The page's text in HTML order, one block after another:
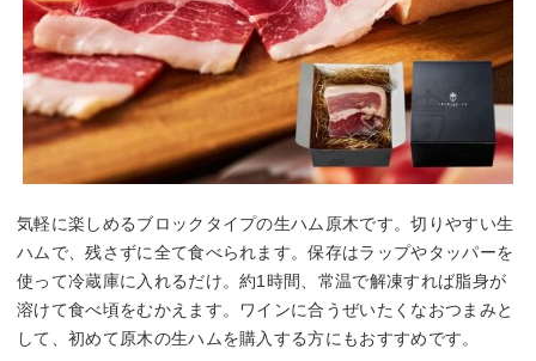
気軽に楽しめるブロックタイプの生ハム原木です。切りやすい生
ハムで、残さずに全て食べられます。保存はラップやタッパーを
使って冷蔵庫に入れるだけ。約1時間、常温で解凍すれば脂身が
溶けて食べ頃をむかえます。ワインに合うぜいたくなおつまみと
して、初めて原木の生ハムを購入する方にもおすすめです。